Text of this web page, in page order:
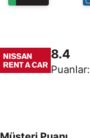
8.4
Puanlar: